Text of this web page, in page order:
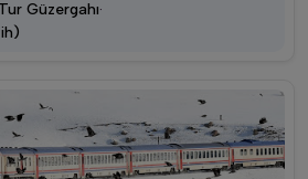
Tur Güzergahı·